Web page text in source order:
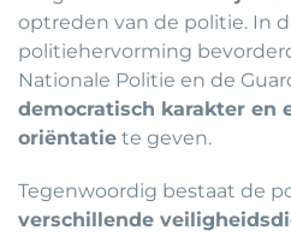
optreden van de politie. In
politiehervorming
Nationale Politie en de
democratisch karakter en
oriëntatie te geven.
Tegenwoordig bestaat de
verschillende